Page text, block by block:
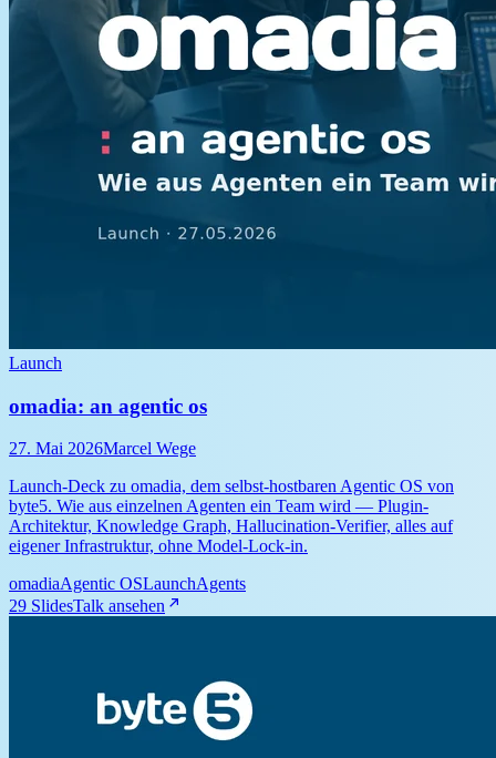
Launch
omadia: an agentic os
27. Mai 2026Marcel Wege
Launch-Deck zu omadia, dem selbst-hostbaren Agentic OS von
byte5. Wie aus einzelnen Agenten ein Team wird — Plugin-
Architektur, Knowledge Graph, Hallucination-Verifier, alles auf
eigener Infrastruktur, ohne Model-Lock-in.
omadiaAgentic OSLaunchAgents
29 SlidesTalk ansehen